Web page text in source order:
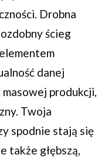
Drobna
ścieg
danej
produkcji,
Twoja
spodnie stają się
także głębszą,